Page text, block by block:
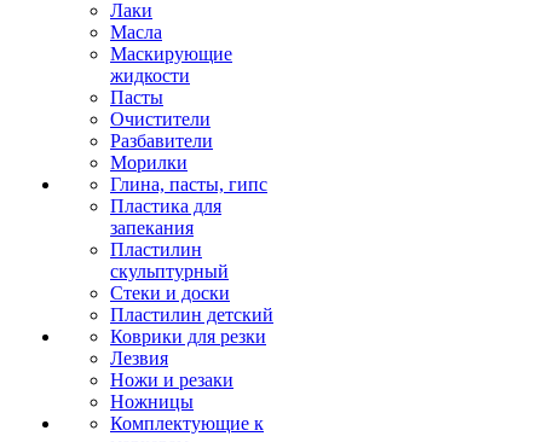
Лаки
Масла
Маскирующие
жидкости
Пасты
Очистители
Разбавители
Морилки
Глина, пасты, гипс
Пластика для
запекания
Пластилин
скульптурный
Стеки и доски
Пластилин детский
Коврики для резки
Лезвия
Ножи и резаки
Ножницы
Комплектующие к